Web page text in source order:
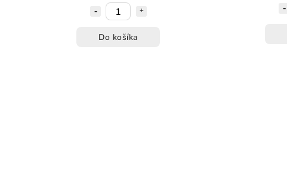
Do košíka